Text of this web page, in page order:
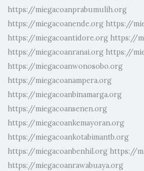
https://miegacoanprabumulih.org
https://miegacoanende.org https://
https://miegacoantidore.org https://
https://miegacoanranai.org https://
https://miegacoanwonosobo.org
https://miegacoanampera.org
https://miegacoanbinamarga.org
https://miegacoansenen.org
https://miegacoankemayoran.org
https://miegacoankotabimantb.org
https://miegacoanbenhil.org https://
https://miegacoanrawabuaya.org